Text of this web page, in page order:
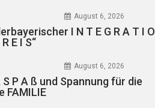
August 6, 2026
I N T E G R A T I O
E I S“
August 6, 2026
S P A ß und Spannung für die
FAMILIE